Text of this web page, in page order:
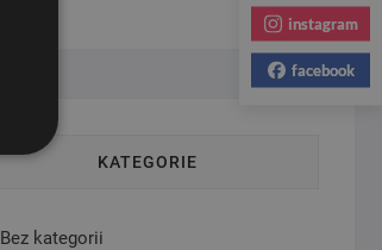
KATEGORIE
Bez kategorii
instagram
facebook